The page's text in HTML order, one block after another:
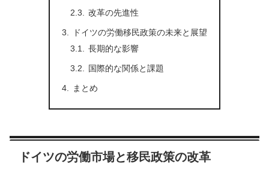
改革の先進性
ドイツの労働移民政策の未来と展望
長期的な影響
国際的な関係と課題
まとめ
ドイツの労働市場と移民政策の改革